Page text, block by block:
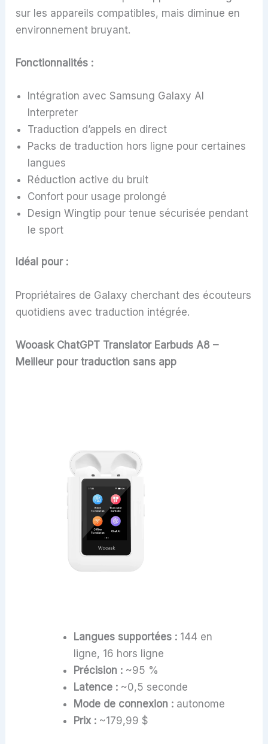
sur les appareils compatibles, mais diminue en
environnement bruyant.
Fonctionnalités :
Intégration avec Samsung Galaxy AI
Interpreter
Traduction d’appels en direct
Packs de traduction hors ligne pour certaines
langues
Réduction active du bruit
Confort pour usage prolongé
Design Wingtip pour tenue sécurisée pendant
le sport
Idéal pour :
Propriétaires de Galaxy cherchant des écouteurs
quotidiens avec traduction intégrée.
Wooask ChatGPT Translator Earbuds A8 –
Meilleur pour traduction sans app
Langues supportées :144 en
ligne, 16 hors ligne
Précision :~95 %
Latence :~0,5 seconde
Mode de connexion :autonome
Prix :~179,99 $